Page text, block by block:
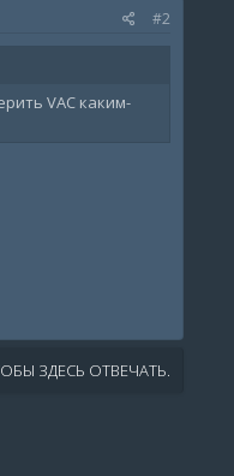
#2
VAC каким-
ЗДЕСЬ ОТВЕЧАТЬ.